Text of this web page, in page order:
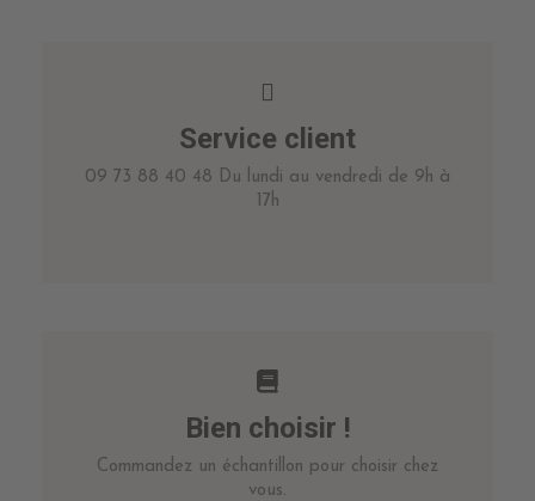
Service client
09 73 88 40 48 Du lundi au vendredi de 9h à
17h
Bien choisir !
Commandez un échantillon pour choisir chez
vous.